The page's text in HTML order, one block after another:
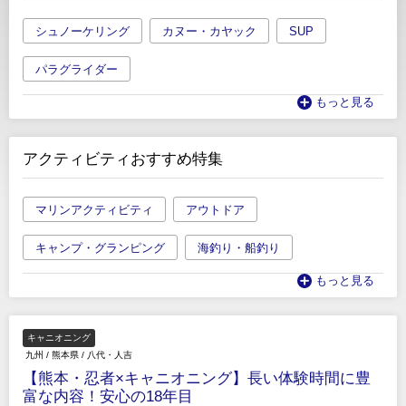
シュノーケリング カヌー・カヤック SUP
パラグライダー
もっと見る
アクティビティおすすめ特集
マリンアクティビティ アウトドア
キャンプ・グランピング 海釣り・船釣り
もっと見る
キャニオニング
九州 / 熊本県 / 八代・人吉
【熊本・忍者×キャニオニング】長い体験時間に豊
富な内容！安心の18年目